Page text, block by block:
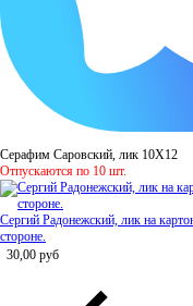
Серафим Саровский, лик 10Х12
Отпускаются по 10 шт.
Сергий Радонежский, лик на
стороне.
30,00 руб